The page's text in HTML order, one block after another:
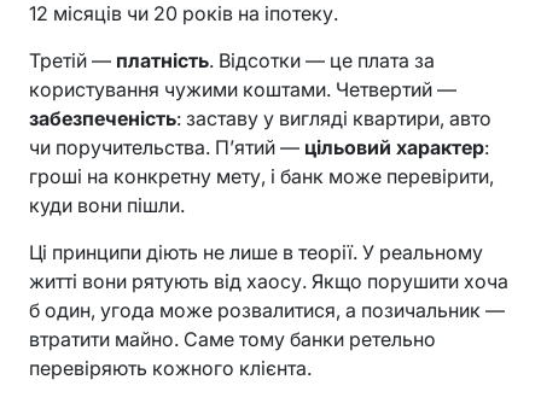
12 місяців чи 20 років на іпотеку.
Третій — платність. Відсотки — це плата за
користування чужими коштами. Четвертий —
забезпеченість: заставу у вигляді квартири, авто
чи поручительства. П’ятий — цільовий характер:
гроші на конкретну мету, і банк може перевірити,
куди вони пішли.
Ці принципи діють не лише в теорії. У реальному
житті вони рятують від хаосу. Якщо порушити хоча
б один, угода може розвалитися, а позичальник —
втратити майно. Саме тому банки ретельно
перевіряють кожного клієнта.